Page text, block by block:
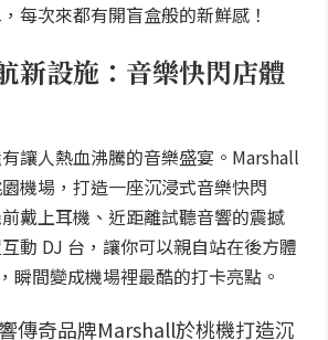
每次來都有開盲盒般的新鮮感！
新設施：音樂快閃店體
讓人熱血沸騰的音樂盛宴。Marshall
機場，打造一座沉浸式音樂快閃
戴上耳機、近距離試聽音響的震撼
動 DJ 台，讓你可以親自站在後方體
瞬間變成機場裡最酷的打卡亮點。